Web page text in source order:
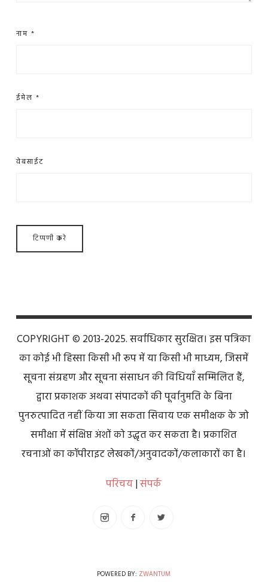
नाम *
ईमेल *
वेबसाईट
COPYRIGHT © 2013-2025. सर्वाधिकार सुरक्षित। इस पत्रिका
का कोई भी हिस्सा किसी भी रूप में या किसी भी माध्यम, जिसमें
सूचना संग्रहण और सूचना संसाधन की विधियाँ सम्मिलित हैं,
द्वारा प्रकाशक अथवा संपादकों की पूर्वानुमति के बिना
पुनरुत्पादित नहीं किया जा सकता सिवाय एक समीक्षक के जो
समीक्षा में संक्षिप्त अंशों को उद्धृत कर सकता है। प्रकाशित
रचनाओं का कॉपीराइट लेखकों/अनुवादकों/कलाकारों का है।
परिचय|संपर्क
POWERED BY: ZWANTUM